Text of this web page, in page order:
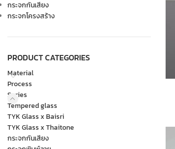
กระจกกันเสียง
กระจกโครงสร้าง
PRODUCT CATEGORIES
Material
Process
Series
Tempered glass
TYK Glass x Baisri
TYK Glass x Thaitone
กระจกกันเสียง